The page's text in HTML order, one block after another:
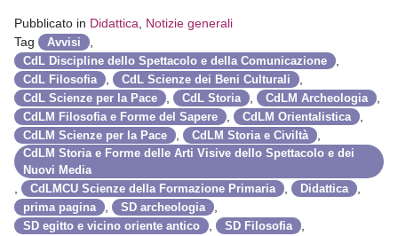
Pubblicato in Didattica
Notizie generali
Tag
Avvisi
CdL Discipline dello Spettacolo e della Comunicazione
CdL Filosofia CdL Scienze dei Beni Culturali
CdL Scienze per la Pace CdL Storia CdLM Archeologia
CdLM Filosofia e Forme del Sapere CdLM Orientalistica
CdLM Scienze per la Pace CdLM Storia e Civiltà
CdLM Storia e Forme delle Arti Visive dello Spettacolo e dei
Nuovi Media
CdLMCU Scienze della Formazione Primaria Didattica
prima pagina SD archeologia
SD egitto e vicino oriente antico SD Filosofia